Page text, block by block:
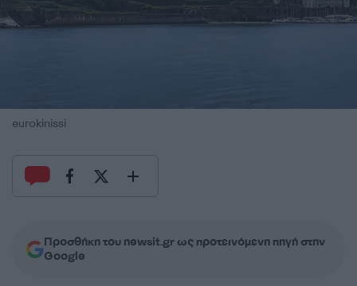
eurokinissi
Προσθήκη του newsit.gr ως προτεινόμενη πηγή στην
Google